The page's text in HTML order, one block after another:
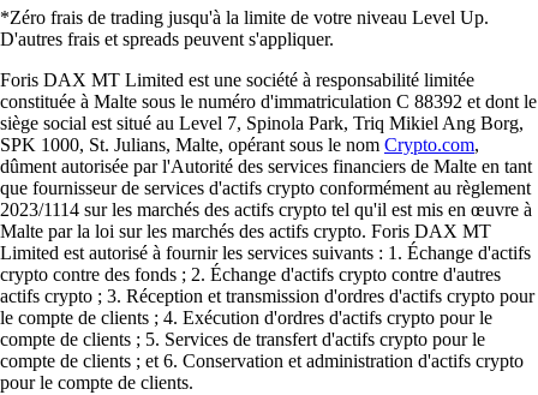
*Zéro frais de trading jusqu'à la limite de votre niveau Level Up.
D'autres frais et spreads peuvent s'appliquer.
Foris DAX MT Limited est une société à responsabilité limitée
constituée à Malte sous le numéro d'immatriculation C 88392 et dont le
siège social est situé au Level 7, Spinola Park, Triq Mikiel Ang Borg,
SPK 1000, St. Julians, Malte, opérant sous le nom Crypto.com,
dûment autorisée par l'Autorité des services financiers de Malte en tant
que fournisseur de services d'actifs crypto conformément au règlement
2023/1114 sur les marchés des actifs crypto tel qu'il est mis en œuvre à
Malte par la loi sur les marchés des actifs crypto. Foris DAX MT
Limited est autorisé à fournir les services suivants : 1. Échange d'actifs
crypto contre des fonds ; 2. Échange d'actifs crypto contre d'autres
actifs crypto ; 3. Réception et transmission d'ordres d'actifs crypto pour
le compte de clients ; 4. Exécution d'ordres d'actifs crypto pour le
compte de clients ; 5. Services de transfert d'actifs crypto pour le
compte de clients ; et 6. Conservation et administration d'actifs crypto
pour le compte de clients.